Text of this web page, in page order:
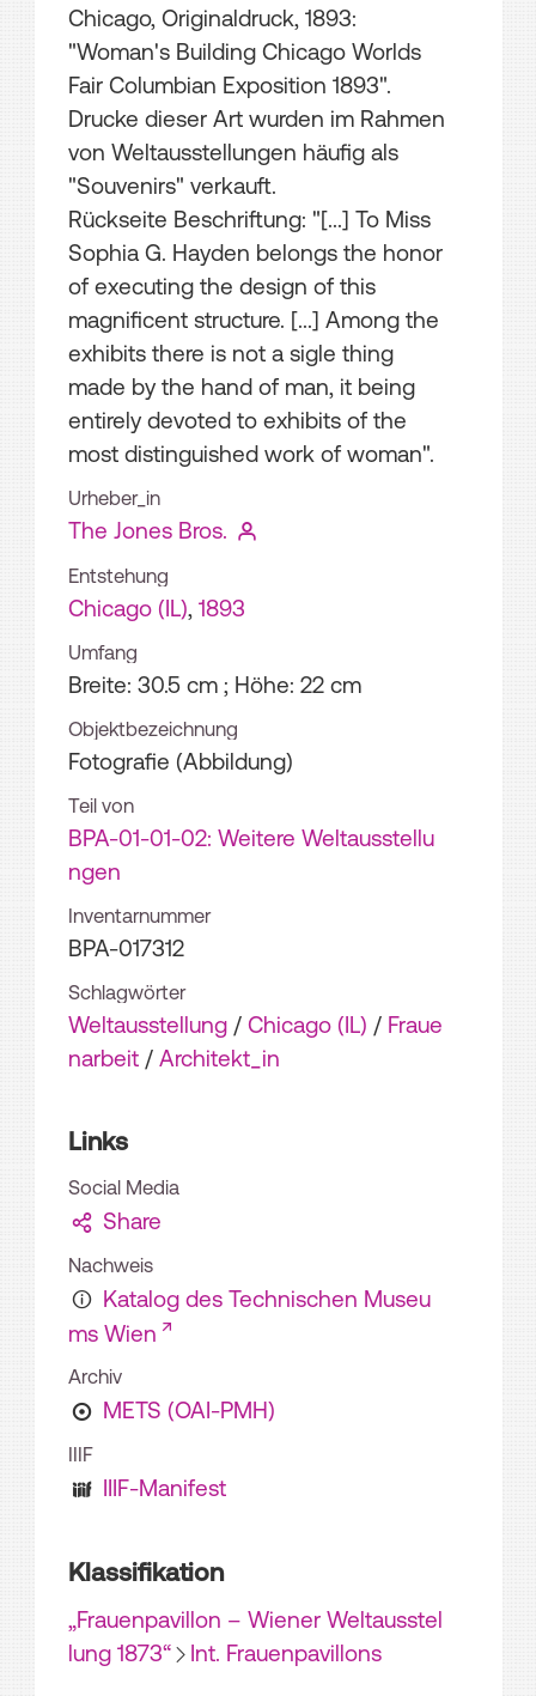
Chicago, Originaldruck, 1893:
"Woman's Building Chicago Worlds
Fair Columbian Exposition 1893".
Drucke dieser Art wurden im Rahmen
von Weltausstellungen häufig als
"Souvenirs" verkauft.
Rückseite Beschriftung: "[...] To Miss
Sophia G. Hayden belongs the honor
of executing the design of this
magnificent structure. [...] Among the
exhibits there is not a sigle thing
made by the hand of man, it being
entirely devoted to exhibits of the
most distinguished work of woman".
Urheber_in
The Jones Bros.
Entstehung
Chicago (IL), 1893
Umfang
Breite: 30.5 cm ; Höhe: 22 cm
Objektbezeichnung
Fotografie (Abbildung)
Teil von
BPA-01-01-02: Weitere Weltausstellu
ngen
Inventarnummer
BPA-017312
Schlagwörter
Weltausstellung / Chicago (IL) / Fraue
narbeit / Architekt_in
Links
Social Media
Share
Nachweis
Katalog des Technischen Museu
ms Wien
Archiv
METS (OAI-PMH)
IIIF
IIIF-Manifest
Klassifikation
„Frauenpavillon – Wiener Weltausstel
lung 1873“
Int. Frauenpavillons